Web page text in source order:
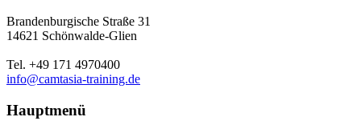
Brandenburgische Straße 31
14621 Schönwalde-Glien
Tel. +49 171 4970400
info@camtasia-training.de
Hauptmenü